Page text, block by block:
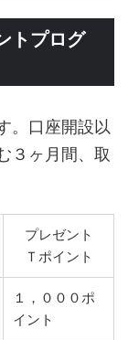
トプログ
。口座開設以
３ヶ月間、取
プレゼント
Ｔポイント
１，０００ポ
イント